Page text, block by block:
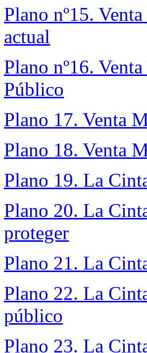
Plano nº15.
actual
Plano nº16.
Público
Plano 17. Venta
Plano 18. Venta
Plano 19. La
Plano 20. La
proteger
Plano 21. La
Plano 22. La
público
Plano 23. La